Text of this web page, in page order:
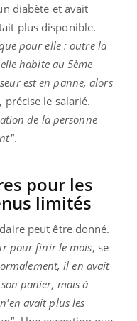
diabète et avait
plus disponible.
pour elle : outre la
habite au 5ème
est en panne, alors
, précise le salarié.
de la personne
.
pour les
limités
peut être donné.
pour finir le mois, se
il en avait
panier, mais à
avait plus les